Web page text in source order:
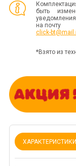
быть
на почту
click-
*Взято из
ХАРАКТЕРИСТИКИ